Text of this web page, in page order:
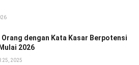
Orang dengan Kata Kasar Berpotensi
2026
25, 2025